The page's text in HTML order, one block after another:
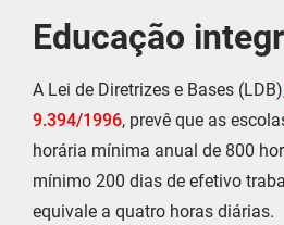
Educação
A Lei de Diretrizes e Bases
9.394/1996, prevê que as
horária mínima anual de 800
mínimo 200 dias de efetivo
equivale a quatro horas diárias.